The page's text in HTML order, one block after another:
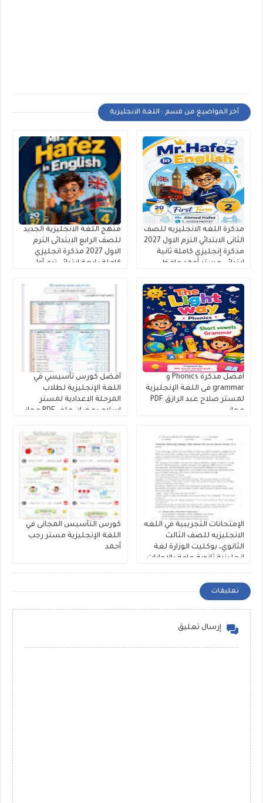
أخر المواضيع من قسم : اللغة الانجليزية
مذكرة اللغه الانجليزيه للصف
الثانى الابتدائي الترم الاول 2027
مذكرة إنجليزي كاملة ثانية
ابتدائى مستر أحمد حافظ
منهج اللغة الانجليزية الجديد
للصف الرابع الابتدائى الترم
الاول 2027 مذكرة انجليزي
كاملة رابعة ابتدائي ترم أول
أفضل مذكرة Phonics و
grammar فى اللغة الإنجليزية
لمستر صلاح عبد الرازق PDF
مجانى
أفضل كورس تأسيسي في
اللغة الإنجليزية لطلاب
المرحلة الاعدادية لمستر
إسلام رمضان ملف PDF مجانى
الإمتحانات التجريبية في اللغه
الانجليزيه للصف الثالث
الثانوي، بوكليت الوزارة لغة
إنجليزية ثانوية عامة بالإجابات
كورس التأسيس المجانى في
اللغة الإنجليزية مستر رجب
أحمد
تعليقات
إرسال تعليق